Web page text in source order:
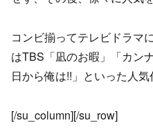
コンビ揃ってテレビドラマ
はTBS「凪のお暇」「カン
日から俺は!!」といった人
[/su_column][/su_row]